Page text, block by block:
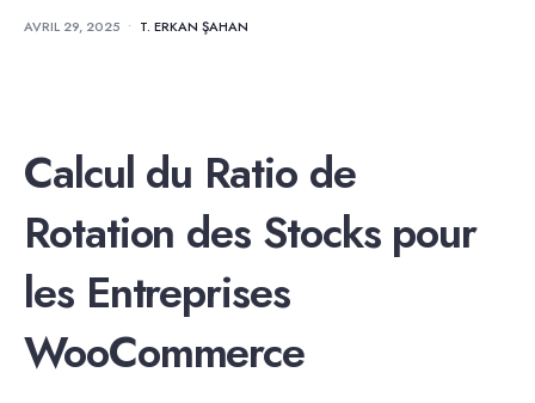
AVRIL 29, 2025 • T. ERKAN ŞAHAN
Calcul du Ratio de
Rotation des Stocks pour
les Entreprises
WooCommerce